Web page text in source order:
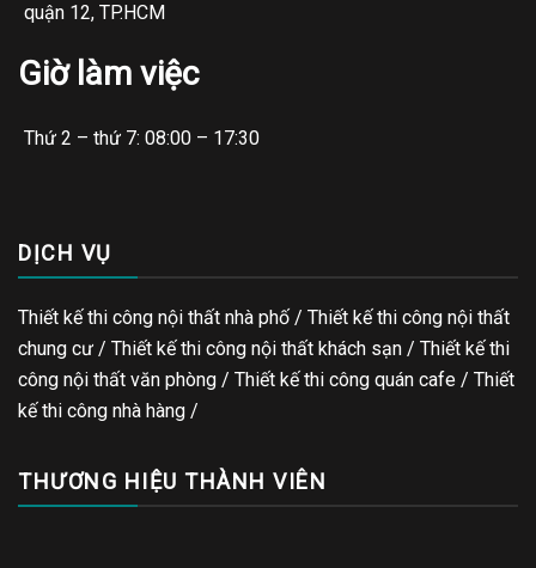
quận 12, TP.HCM
Giờ làm việc
Thứ 2 – thứ 7: 08:00 – 17:30
DỊCH VỤ
Thiết kế thi công nội thất nhà phố / Thiết kế thi công nội thất
chung cư / Thiết kế thi công nội thất khách sạn / Thiết kế thi
công nội thất văn phòng / Thiết kế thi công quán cafe / Thiết
kế thi công nhà hàng /
THƯƠNG HIỆU THÀNH VIÊN